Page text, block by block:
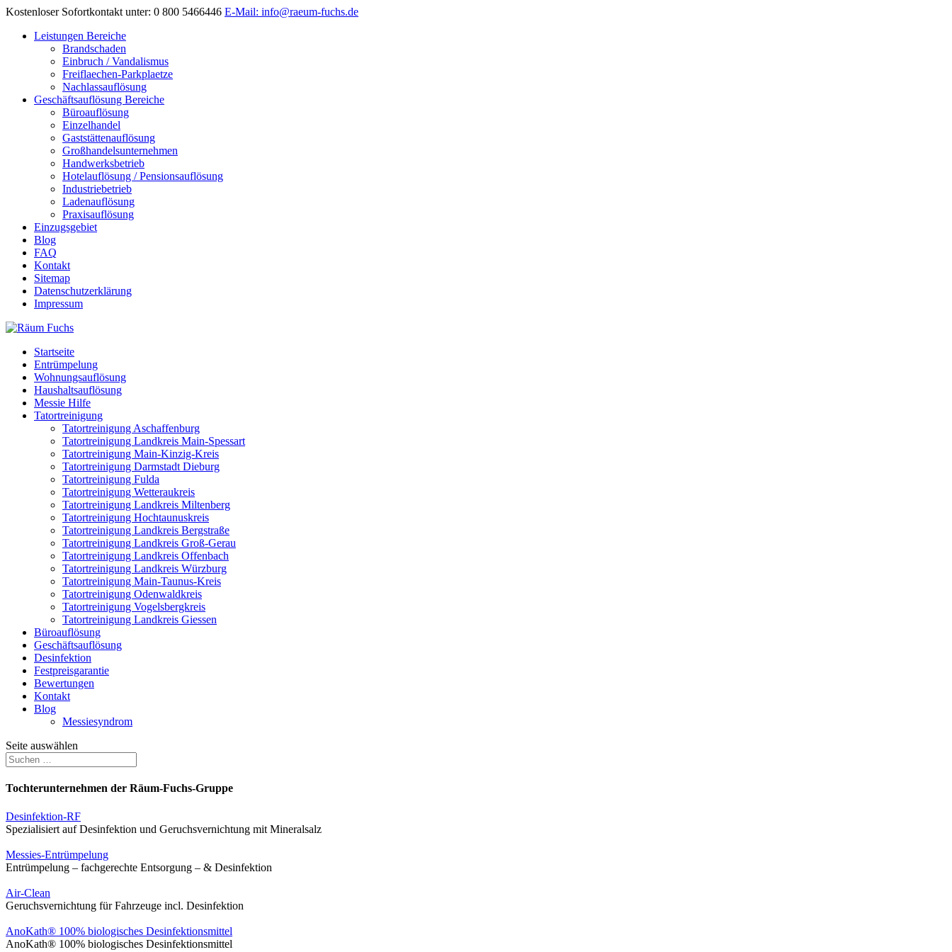
Kostenloser Sofortkontakt unter: 0 800 5466446 E-Mail: info@raeum-fuchs.de
Leistungen Bereiche
Brandschaden
Einbruch / Vandalismus
Freiflaechen-Parkplaetze
Nachlassauflösung
Geschäftsauflösung Bereiche
Büroauflösung
Einzelhandel
Gaststättenauflösung
Großhandelsunternehmen
Handwerksbetrieb
Hotelauflösung / Pensionsauflösung
Industriebetrieb
Ladenauflösung
Praxisauflösung
Einzugsgebiet
Blog
FAQ
Kontakt
Sitemap
Datenschutzerklärung
Impressum
Startseite
Entrümpelung
Wohnungsauflösung
Haushaltsauflösung
Messie Hilfe
Tatortreinigung
Tatortreinigung Aschaffenburg
Tatortreinigung Landkreis Main-Spessart
Tatortreinigung Main-Kinzig-Kreis
Tatortreinigung Darmstadt Dieburg
Tatortreinigung Fulda
Tatortreinigung Wetteraukreis
Tatortreinigung Landkreis Miltenberg
Tatortreinigung Hochtaunuskreis
Tatortreinigung Landkreis Bergstraße
Tatortreinigung Landkreis Groß-Gerau
Tatortreinigung Landkreis Offenbach
Tatortreinigung Landkreis Würzburg
Tatortreinigung Main-Taunus-Kreis
Tatortreinigung Odenwaldkreis
Tatortreinigung Vogelsbergkreis
Tatortreinigung Landkreis Giessen
Büroauflösung
Geschäftsauflösung
Desinfektion
Festpreisgarantie
Bewertungen
Kontakt
Blog
Messiesyndrom
Seite auswählen
Tochterunternehmen der Räum-Fuchs-Gruppe
Desinfektion-RF
Spezialisiert auf Desinfektion und Geruchsvernichtung mit Mineralsalz
Messies-Entrümpelung
Entrümpelung – fachgerechte Entsorgung – & Desinfektion
Air-Clean
Geruchsvernichtung für Fahrzeuge incl. Desinfektion
AnoKath® 100% biologisches Desinfektionsmittel
AnoKath® 100% biologisches Desinfektionsmittel